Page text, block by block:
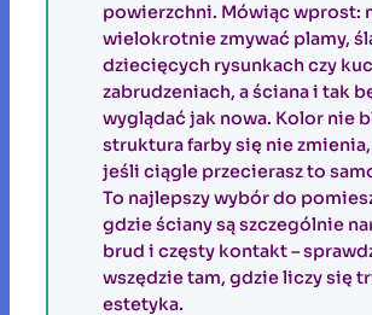
powierzchni. Mówiąc wprost:
wielokrotnie zmywać plamy,
dziecięcych rysunkach czy
zabrudzeniach, a ściana i tak
wyglądać jak nowa. Kolor nie
struktura farby się nie
jeśli ciągle przecierasz to
To najlepszy wybór do
gdzie ściany są szczególnie
brud i częsty kontakt –
wszędzie tam, gdzie liczy się
estetyka.